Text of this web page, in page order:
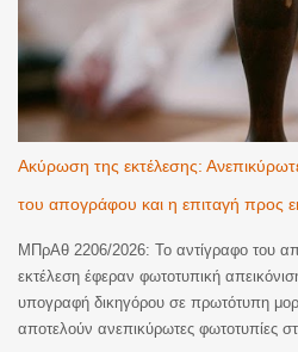
Ακύρωση της εκτέλεσης:
του απογράφου και η επιταγή προς
ΜΠρΑθ 2206/2026: Το αντίγραφο του
εκτέλεση έφεραν φωτοτυπική
υπογραφή δικηγόρου σε πρωτότυπη
αποτελούν ανεπικύρωτες φωτοτυπίες